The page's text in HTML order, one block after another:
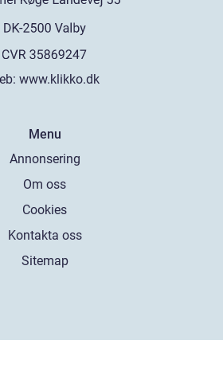
www.klikko.dk
Menu
Annonsering
Om oss
Cookies
Kontakta oss
Sitemap